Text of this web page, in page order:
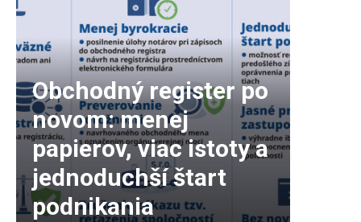
Obchodný register po
novom: menej
papierov, viac istoty a
jednoduchší štart
podnikania